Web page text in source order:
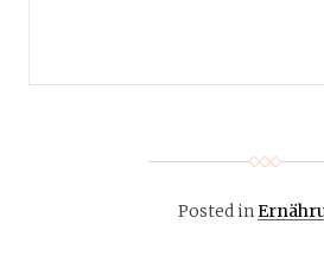
Posted in